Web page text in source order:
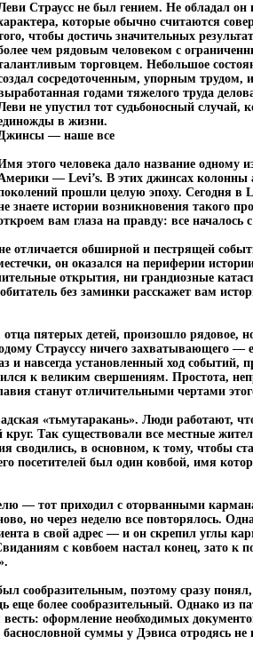
Страусс не был гением. Не обладал он
которые обычно считаются
чтобы достичь значительных
чем рядовым человеком с
торговцем. Небольшое
сосредоточенным, упорным
годами тяжелого труда
не упустил тот судьбоносный
в жизни.
— наше все
этого человека дало название одному
— Levi’s. В этих джинсах колонны
прошли целую эпоху. Сегодня в
знаете истории возникновения такого
вам глаза на правду: все началось с
отличается обширной и пестрящей
он оказался на периферии
открытия, ни грандиозные
без заминки расскажет вам
отца пятерых детей, произошло рядовое,
Страуссу ничего захватывающего —
навсегда установленный ход событий,
к великим свершениям. Простота,
станут отличительными чертами
«тьмутаракань». Люди работают,
Так существовали все местные
сводились, в основном, к тому, чтобы
посетителей был один ковбой, имя
— тот приходил с оторванными
но через неделю все повторялось.
в свой адрес — и он скрепил углы
с ковбоем настал конец, зато к
сообразительным, поэтому сразу
еще более сообразительный. Однако из
оформление необходимых
суммы у Дэвиса отродясь не